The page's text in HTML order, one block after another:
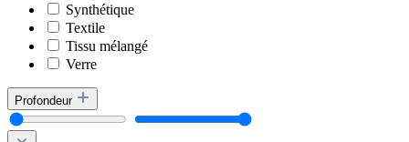
Synthétique
Textile
Tissu mélangé
Verre
Profondeur